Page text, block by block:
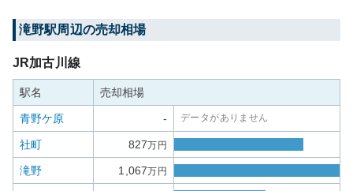
滝野駅周辺の売却相場
JR加古川線
駅名 売却相場
青野ケ原 - データがありません
社町 827万円
滝野 1,067万円